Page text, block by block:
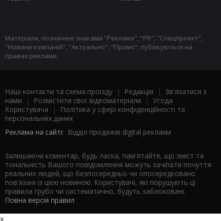
Матеріали, позначені знаками "Реклама", "PR", "Спецпроект",
"Новини компаній", "Актуально", "Промо", публікуються на
правах реклами.
Наші контакти та схема проїзду | Редакція | Зв'язатися з
нами | Розмістити свої відеоматеріали | Угода
Користувача |
Політика у сфері конфіденційності та
персональних даних
Реклама на сайті: Відділ продажів digital реклами
Залишаючи коментар, будь ласка, пам'ятайте, що зміст та
тональність Вашого повідомлення можуть зачіпати почуття
реальних людей, що безпосередньо чи опосередковано
пов'язані із цією новиною. Користувачі, які порушують ці
правила грубо чи систематично, будуть заблоковані.
Повна версія правил
x